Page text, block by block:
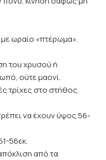
ωραίο «πτέρωμα».
του χρυσού ή
ούτε μαονί.
τρίχες στο στήθος.
να έχουν ύψος 56-
56εκ.
από τα